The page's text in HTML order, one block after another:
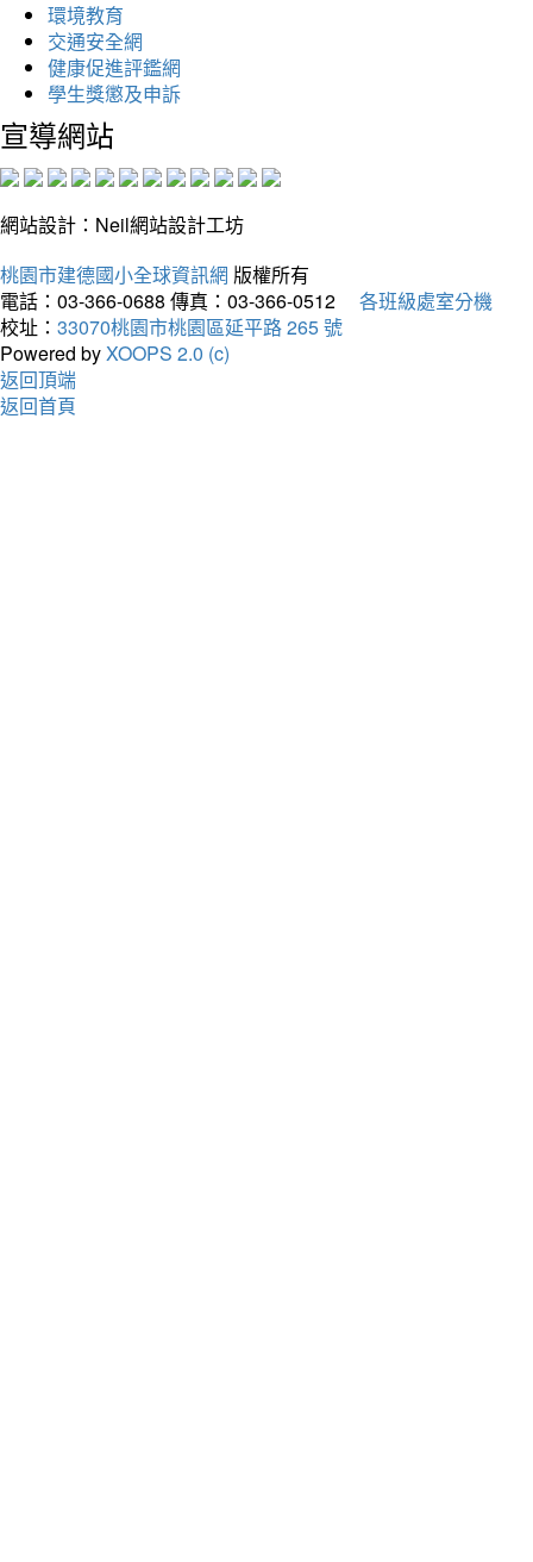
環境教育
交通安全網
健康促進評鑑網
學生獎懲及申訴
宣導網站
網站設計：Neil網站設計工坊
桃園市建德國小全球資訊網 版權所有
電話：03-366-0688 傳真：03-366-0512
各班級處室分機
校址： 33070桃園市桃園區延平路 265 號
Powered byXOOPS 2.0 (c)
返回頂端
返回首頁